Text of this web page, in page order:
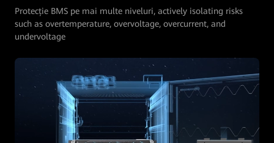
Protecție BMS pe mai multe niveluri, actively isolating risks
such as overtemperature, overvoltage, overcurrent, and
undervoltage